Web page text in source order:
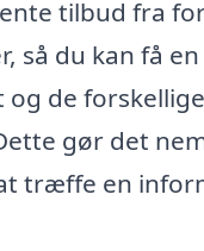
tilbud fra
så du kan få
og de
gør det
træffe en